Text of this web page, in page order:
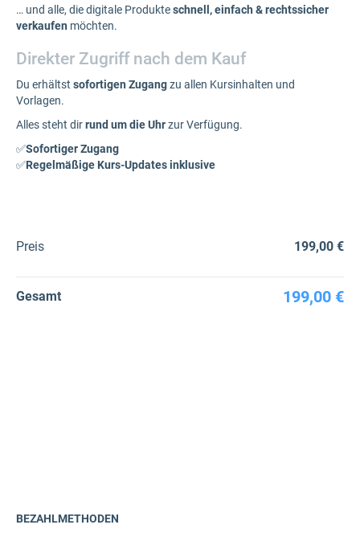
… und alle, die digitale Produkteschnell, einfach & rechtssicher
verkaufen möchten.
Direkter Zugriff nach dem Kauf
Du erhältst sofortigen Zugangzu allen Kursinhalten und
Vorlagen.
Alles steht dirrund um die Uhrzur Verfügung.
✅Sofortiger Zugang
✅Regelmäßige Kurs-Updates inklusive
Preis 199,00 €
Gesamt 199,00 €
BEZAHLMETHODEN